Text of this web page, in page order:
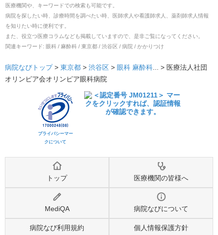
医療機関や、キーワードでの検索も可能です。
病院を探したい時、診療時間を調べたい時、医師求人や看護師求人、薬剤師求人情報
を知りたい時に便利です。
また、役立つ医療コラムなども掲載していますので、是非ご覧になってください。
関連キーワード: 眼科 / 麻酔科 / 東京都 / 渋谷区 / 病院 / かかりつけ
病院なびトップ > 東京都 > 渋谷区 > 眼科 麻酔科 ... > 医療法人社団
オリンピア会オリンピア眼科病院
プライバシーマー
クについて
トップ 医療機関の皆様へ
MediQA 病院なびについて
病院なび利用規約 個人情報保護方針